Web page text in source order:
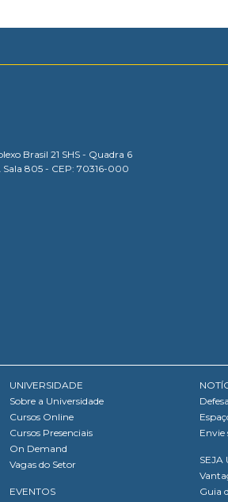
Brasil 21 SHS - Quadra 6
805 - CEP: 70316-000
UNIVERSIDADE
Sobre a Universidade
Cursos Online
Cursos Presenciais
On Demand
Vagas do Setor
EVENTOS
Envie
SEJA
Guia